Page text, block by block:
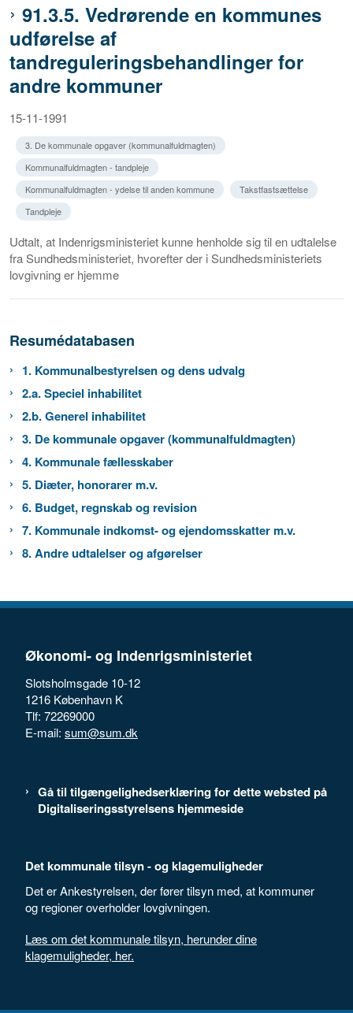
91.3.5. Vedrørende en kommunes
udførelse af
tandreguleringsbehandlinger for
andre kommuner
15-11-1991
3. De kommunale opgaver (kommunalfuldmagten)
Kommunalfuldmagten - tandpleje
Kommunalfuldmagten - ydelse til anden kommune
Takstfastsættelse
Tandpleje
Udtalt, at Indenrigsministeriet kunne henholde sig til en udtalelse
fra Sundhedsministeriet, hvorefter der i Sundhedsministeriets
lovgivning er hjemme
Resumédatabasen
1. Kommunalbestyrelsen og dens udvalg
2.a. Speciel inhabilitet
2.b. Generel inhabilitet
3. De kommunale opgaver (kommunalfuldmagten)
4. Kommunale fællesskaber
5. Diæter, honorarer m.v.
6. Budget, regnskab og revision
7. Kommunale indkomst- og ejendomsskatter m.v.
8. Andre udtalelser og afgørelser
Økonomi- og Indenrigsministeriet
Slotsholmsgade 10-12
1216 København K
Tlf: 72269000
E-mail: sum@sum.dk
Gå til tilgængelighedserklæring for dette websted på
Digitaliseringsstyrelsens hjemmeside
Det kommunale tilsyn - og klagemuligheder
Det er Ankestyrelsen, der fører tilsyn med, at kommuner
og regioner overholder lovgivningen.
Læs om det kommunale tilsyn, herunder dine
klagemuligheder, her.